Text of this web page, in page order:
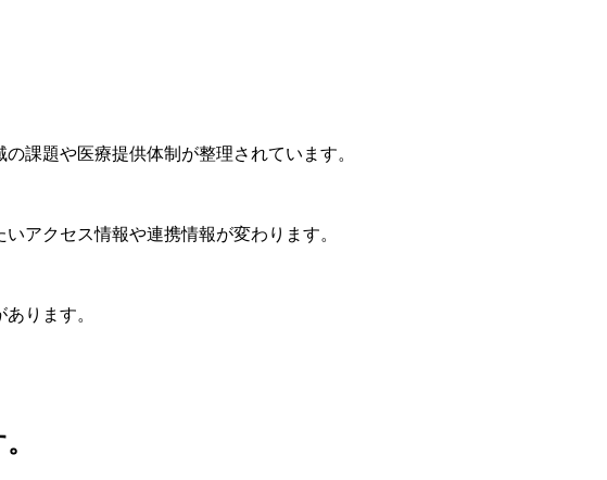
課題や医療提供体制が整理されています。
アクセス情報や連携情報が変わります。
ります。